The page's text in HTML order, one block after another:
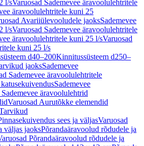
l/sVaruosad Sademevee äravoolulehtritele
äravoolulehtritele kuni 25
Avariiülevooludele jaoksSademevee
l/sVaruosad Sademevee äravoolulehtritele
äravoolulehtritele kuni 25 l/sVaruosad
kuni 25 l/s
d40–200Kinnitussüsteem d250–
jaoksSademevee
Sademevee äravoolulehtritele
Sademevee
äravoolulehtrid
Varuosad Aurutõkke elemendid
sees ja väljasVaruosad
väljas jaoksPõrandaäravoolud rõdudele ja
Põrandaäravoolud rõdudele ja